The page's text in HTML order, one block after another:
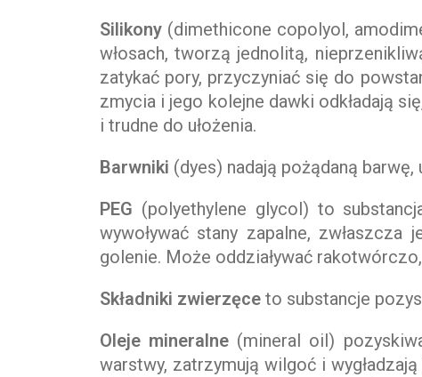
Silikony (dimethicone copolyol,
włosach, tworzą jednolitą,
zatykać pory, przyczyniać się do
zmycia i jego kolejne dawki odkładają
i trudne do ułożenia.
Barwniki (dyes) nadają pożądaną
PEG (polyethylene glycol) to
wywoływać stany zapalne,
golenie. Może oddziaływać
Składniki zwierzęce to substancje
Oleje mineralne (mineral oil)
warstwy, zatrzymują wilgoć i